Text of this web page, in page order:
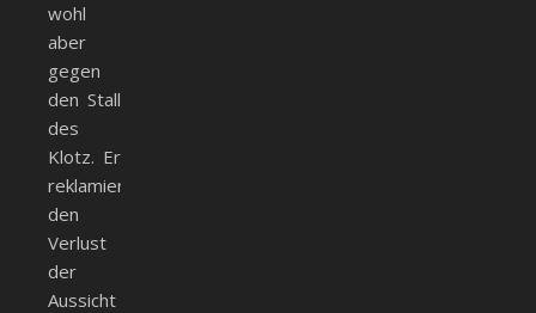
wohl
aber
gegen
den Stall
des
Klotz. Er
reklamierte
den
Verlust
der
Aussicht